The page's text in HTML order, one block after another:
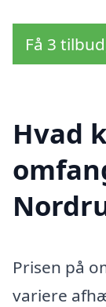
Få 3
Hvad
Prisen på
variere